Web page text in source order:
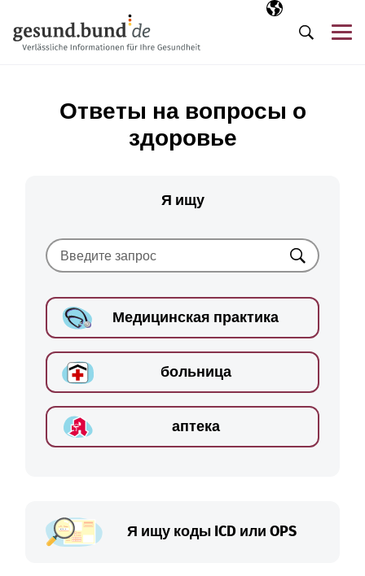
Выбранный
RU
Поиск
Ответы на вопросы о
здоровье
Я ищу
Искать
Медицинская практика
больница
аптека
Я ищу коды ICD или OPS